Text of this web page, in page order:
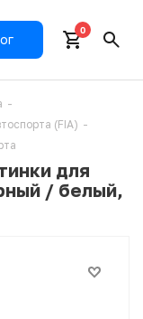
0
-
(FIA) -
для
/ белый,